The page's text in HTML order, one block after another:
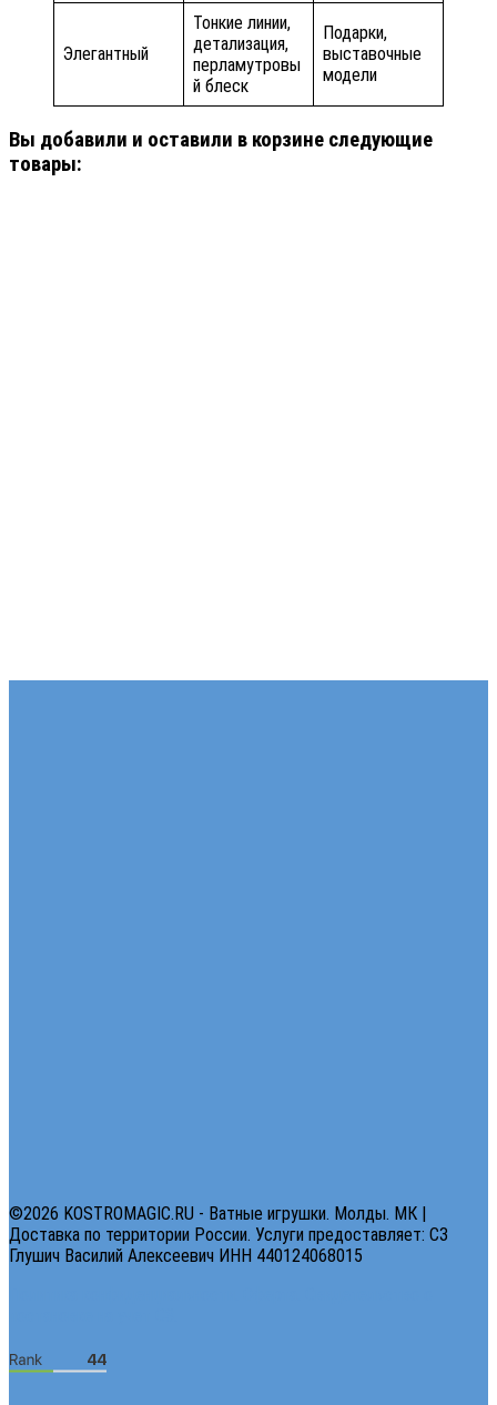
Элегантный
Тонкие линии,
детализация,
перламутровы
й блеск
Подарки,
выставочные
модели
Вы добавили и оставили в корзине следующие
товары:
©2026 KOSTROMAGIC.RU - Ватные игрушки. Молды. МК |
Доставка по территории России. Услуги предоставляет: СЗ
Глушич Василий Алексеевич ИНН 440124068015